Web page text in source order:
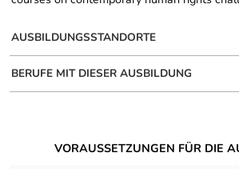
AUSBILDUNGSSTANDORTE
BERUFE MIT DIESER AUSBILDUNG
VORAUSSETZUNGEN FÜR DIE